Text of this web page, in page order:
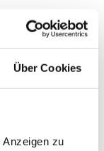
Über Cookies
zu
– FB